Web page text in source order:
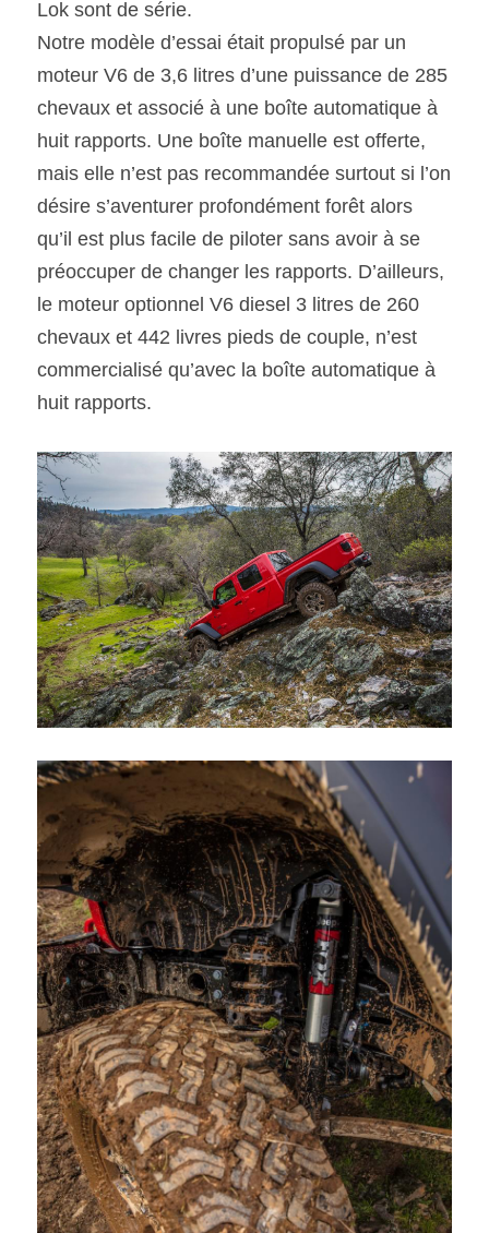
Lok sont de série.
Notre modèle d’essai était propulsé par un
moteur V6 de 3,6 litres d’une puissance de 285
chevaux et associé à une boîte automatique à
huit rapports. Une boîte manuelle est offerte,
mais elle n’est pas recommandée surtout si l’on
désire s’aventurer profondément forêt alors
qu’il est plus facile de piloter sans avoir à se
préoccuper de changer les rapports. D’ailleurs,
le moteur optionnel V6 diesel 3 litres de 260
chevaux et 442 livres pieds de couple, n’est
commercialisé qu’avec la boîte automatique à
huit rapports.